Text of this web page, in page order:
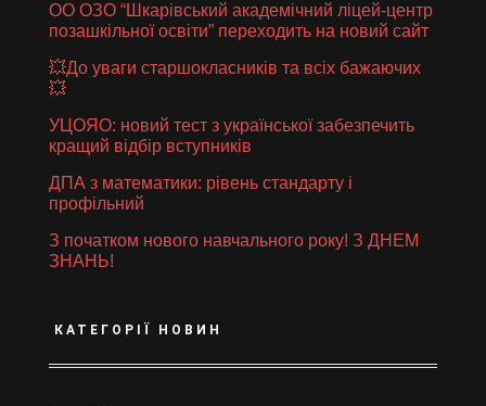
ОО ОЗО “Шкарівський академічний ліцей-центр
позашкільної освіти” переходить на новий сайт
💥До уваги старшокласників та всіх бажаючих
💥
УЦОЯО: новий тест з української забезпечить
кращий відбір вступників
ДПА з математики: рівень стандарту і
профільний
З початком нового навчального року! З ДНЕМ
ЗНАНЬ!
КАТЕГОРІЇ НОВИН